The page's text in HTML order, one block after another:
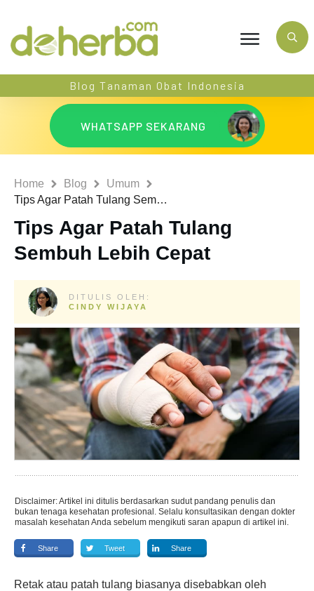
Blog Tanaman Obat Indonesia
WHATSAPP SEKARANG
Home Blog
Umum
Tips Agar Patah Tulang Sembuh Lebih Cepat
Tips Agar Patah Tulang
Sembuh Lebih Cepat
DITULIS OLEH:
CINDY WIJAYA
Disclaimer: Artikel ini ditulis berdasarkan sudut pandang penulis dan
bukan tenaga kesehatan profesional. Selalu konsultasikan dengan dokter
masalah kesehatan Anda sebelum mengikuti saran apapun di artikel ini.
Share Tweet Share
Retak atau patah tulang biasanya disebabkan oleh